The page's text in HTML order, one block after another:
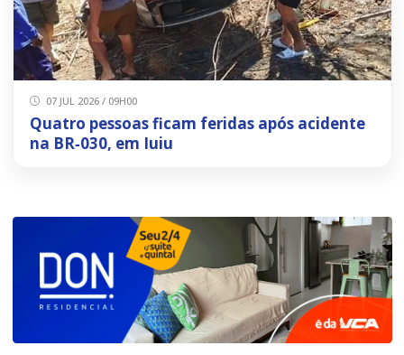
07 JUL 2026 / 09H00
Quatro pessoas ficam feridas após acidente
na BR‑030, em Iuiu